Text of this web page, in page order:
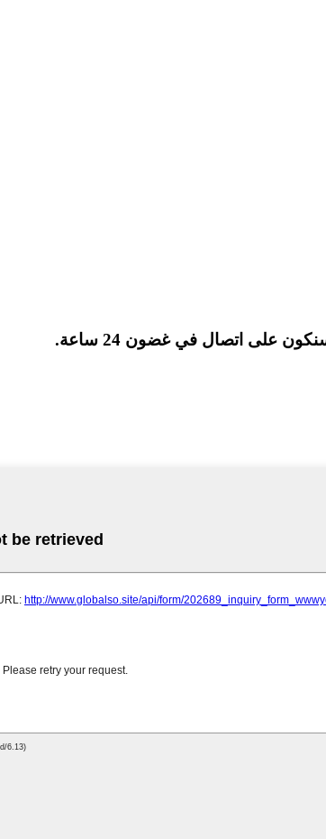
على اتصال في غضون 24 ساعة.